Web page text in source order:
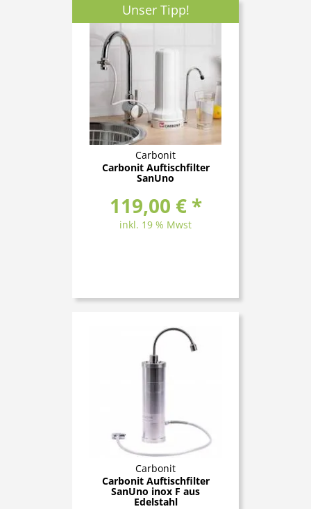
Unser Tipp!
Carbonit
Carbonit Auftischfilter
SanUno
119,00 € *
inkl. 19 % Mwst
Carbonit
Carbonit Auftischfilter
SanUno inox F aus
Edelstahl